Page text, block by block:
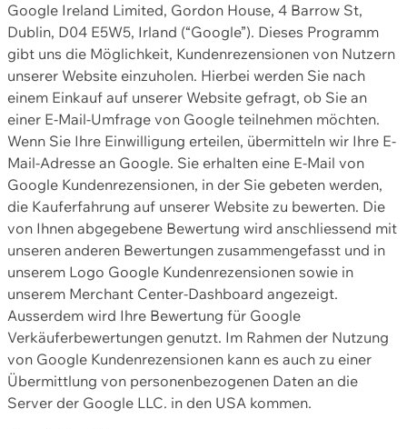
Google Ireland Limited, Gordon House, 4 Barrow St,
Dublin, D04 E5W5, Irland (“Google”). Dieses Programm
gibt uns die Möglichkeit, Kundenrezensionen von Nutzern
unserer Website einzuholen. Hierbei werden Sie nach
einem Einkauf auf unserer Website gefragt, ob Sie an
einer E-Mail-Umfrage von Google teilnehmen möchten.
Wenn Sie Ihre Einwilligung erteilen, übermitteln wir Ihre E-
Mail-Adresse an Google. Sie erhalten eine E-Mail von
Google Kundenrezensionen, in der Sie gebeten werden,
die Kauferfahrung auf unserer Website zu bewerten. Die
von Ihnen abgegebene Bewertung wird anschliessend mit
unseren anderen Bewertungen zusammengefasst und in
unserem Logo Google Kundenrezensionen sowie in
unserem Merchant Center-Dashboard angezeigt.
Ausserdem wird Ihre Bewertung für Google
Verkäuferbewertungen genutzt. Im Rahmen der Nutzung
von Google Kundenrezensionen kann es auch zu einer
Übermittlung von personenbezogenen Daten an die
Server der Google LLC. in den USA kommen.